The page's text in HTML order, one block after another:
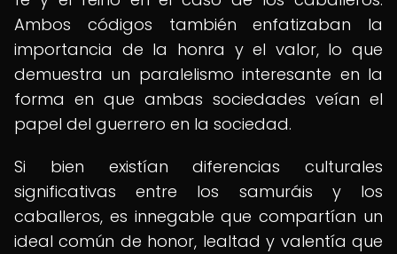
Ambos códigos también enfatizaban la
importancia de la honra y el valor, lo que
demuestra un paralelismo interesante en la
forma en que ambas sociedades veían el
papel del guerrero en la sociedad.
Si bien existían diferencias culturales
significativas entre los samuráis y los
caballeros, es innegable que compartían un
ideal común de honor, lealtad y valentía que